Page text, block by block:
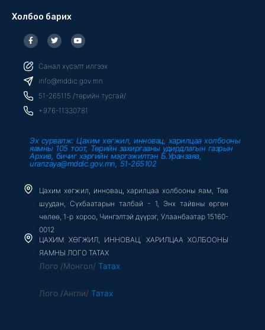
Холбоо барих
F
a
c
b
o
o
k
f
T
w
i
t
r
Y
o
u
u
e
Санал хүсэлт илгээх
info@mddic.gov.mn
51-265115 /төрийн тусгай/
+976-11330781
Эх сурвалж: Цахим хөгжил, инновац, харилцаа холбооны
яамны 105 тоот, Төрийн захиргааны удирдлагын газрын
Архив, бичиг хэргийн мэргэжилтэн Б.Уранзаяа,
uranzaya@mddic.gov.mn, 51-265102
Цахим хөгжил, инновац, харилцаа холбооны яам, Төв
шуудан, Сүхбаатарын талбай - 1, Энх тайвны өргөн
чөлөө, 1-р хороо, Чингэлтэй дүүрэг, Улаанбаатар 15160-
0012
ЦАХИМ ХӨГЖИЛ, ИННОВАЦ, ХАРИЛЦАА ХОЛБООНЫ
ЯАМНЫ ЛОГО ТАТАХ
Лого /Монгол/ Татах
Лого /Англи/ Татах